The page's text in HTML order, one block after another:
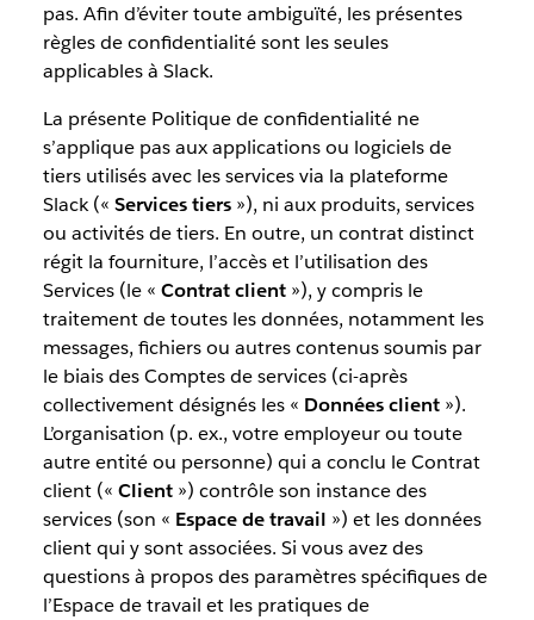
pas. Afin d’éviter toute ambiguïté, les présentes
règles de confidentialité sont les seules
applicables à Slack.
La présente Politique de confidentialité ne
s’applique pas aux applications ou logiciels de
tiers utilisés avec les services via la plateforme
Slack (« Services tiers»), ni aux produits, services
ou activités de tiers. En outre, un contrat distinct
régit la fourniture, l’accès et l’utilisation des
Services (le « Contrat client»), y compris le
traitement de toutes les données, notamment les
messages, fichiers ou autres contenus soumis par
le biais des Comptes de services (ci-après
collectivement désignés les « Données client»).
L’organisation (p. ex., votre employeur ou toute
autre entité ou personne) qui a conclu le Contrat
client (« Client») contrôle son instance des
services (son « Espace de travail ») et les données
client qui y sont associées. Si vous avez des
questions à propos des paramètres spécifiques de
l’Espace de travail et les pratiques de